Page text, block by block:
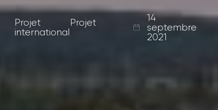
Projet
Projet
international
14
septembre
2021